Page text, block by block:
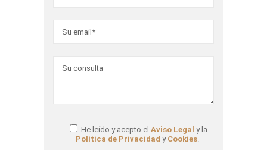
He leído y acepto el Aviso Legal y la
Política de Privacidad y Cookies.